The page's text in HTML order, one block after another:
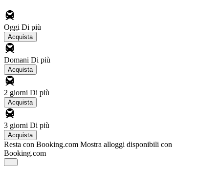
Oggi Di più
Acquista
Domani Di più
Acquista
2 giorni Di più
Acquista
3 giorni Di più
Acquista
Resta con Booking.com Mostra alloggi disponibili con
Booking.com